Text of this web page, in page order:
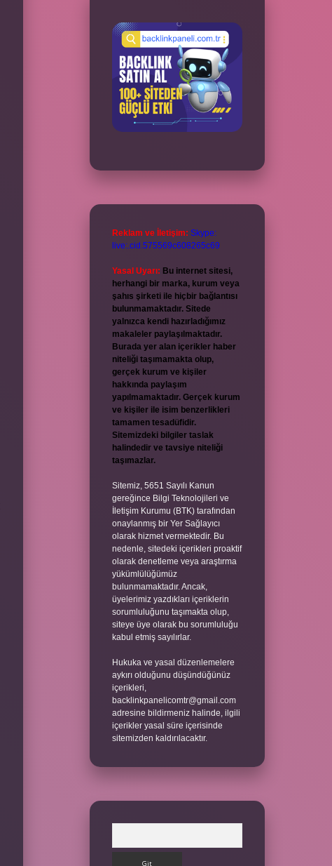
Reklam ve İletişim: Skype:
live:.cid.575569c608265c69
Yasal Uyarı: Bu internet sitesi,
herhangi bir marka, kurum veya
şahıs şirketi ile hiçbir bağlantısı
bulunmamaktadır. Sitede
yalnızca kendi hazırladığımız
makaleler paylaşılmaktadır.
Burada yer alan içerikler haber
niteliği taşımamakta olup,
gerçek kurum ve kişiler
hakkında paylaşım
yapılmamaktadır. Gerçek kurum
ve kişiler ile isim benzerlikleri
tamamen tesadüfidir.
Sitemizdeki bilgiler taslak
halindedir ve tavsiye niteliği
taşımazlar.
Sitemiz, 5651 Sayılı Kanun
gereğince Bilgi Teknolojileri ve
İletişim Kurumu (BTK) tarafından
onaylanmış bir Yer Sağlayıcı
olarak hizmet vermektedir. Bu
nedenle, sitedeki içerikleri proaktif
olarak denetleme veya araştırma
yükümlülüğümüz
bulunmamaktadır. Ancak,
üyelerimiz yazdıkları içeriklerin
sorumluluğunu taşımakta olup,
siteye üye olarak bu sorumluluğu
kabul etmiş sayılırlar.
Hukuka ve yasal düzenlemelere
aykırı olduğunu düşündüğünüz
içerikleri,
backlinkpanelicomtr@gmail.com
adresine bildirmeniz halinde, ilgili
içerikler yasal süre içerisinde
sitemizden kaldırılacaktır.